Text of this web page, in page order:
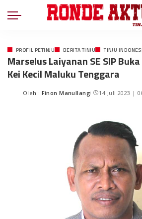
PROFIL PETINJU BERITA TINJU TINJU
Marselus Laiyanan SE SIP
Kei Kecil Maluku Tenggara
Oleh : Finon Manullang 14 Juli 2023 |